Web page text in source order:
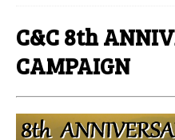
C&C 8th
CAMPAIGN